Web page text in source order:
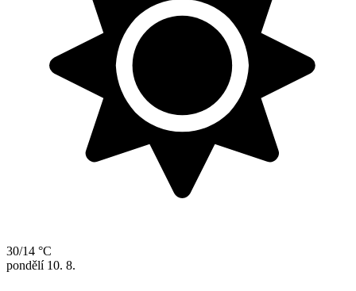
30/14 °C
pondělí 10. 8.